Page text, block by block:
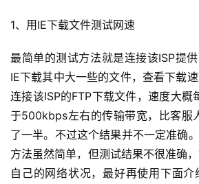
1、用IE下载文件测试网速
最简单的测试方法就是连接该ISP提
IE下载其中大一些的文件，查看下载
连接该ISP的FTP下载文件，速度大概
于500kbps左右的传输带宽，比客服
了一半。不过这个结果并不一定准确
方法虽然简单，但测试结果不很准确
自己的网络状况，最好再使用下面